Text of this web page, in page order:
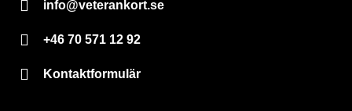
info@veterankort.se
+46 70 571 12 92
Kontaktformulär